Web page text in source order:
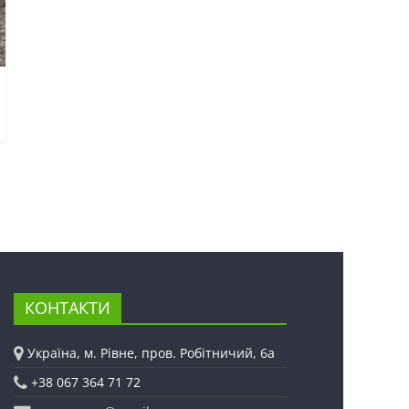
КОНТАКТИ
Україна, м. Рівне, пров. Робітничий, 6а
+38 067 364 71 72